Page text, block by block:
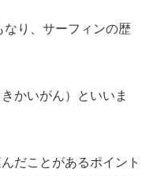
り、サーフィンの歴
かいがん）といいま
だことがあるポイント